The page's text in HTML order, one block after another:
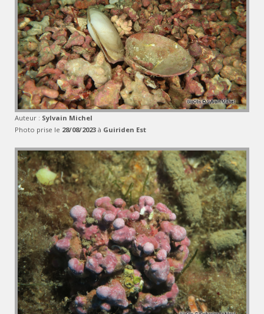
Auteur : Sylvain Michel
Photo prise le 28/08/2023 à Guiriden Est